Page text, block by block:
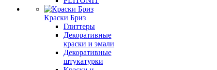
Краски Бриз
Глиттеры
Декоративные
краски и эмали
Декоративные
штукатурки